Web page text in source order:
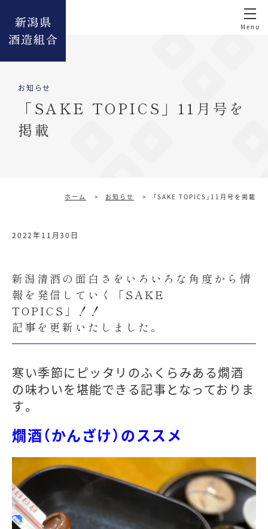
お知らせ
「SAKE TOPICS」11月号を
掲載
ホーム > お知らせ > 「SAKE TOPICS」11月号を掲載
2022年11月30日
新潟清酒の面白さをいろいろな角度から情
報を発信していく「SAKE
TOPICS」！！
記事を更新いたしました。
寒い季節にピッタリのふくらみある燗酒
の味わいを堪能できる記事となっておりま
す。
燗酒（かんざけ）のススメ